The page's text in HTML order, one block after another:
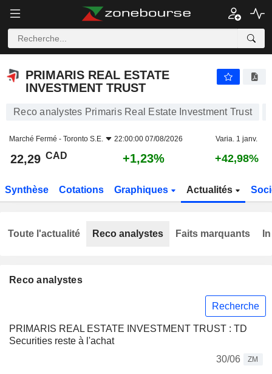
PRIMARIS REAL ESTATE
INVESTMENT TRUST
Reco analystes Primaris Real Estate Investment Trust
Marché Fermé - Toronto S.E. 22:00:00 07/08/2026 Varia. 1 janv.
22,29 CAD +1,23% +42,98%
Synthèse Cotations Graphiques Actualités
Reco analystes
Recherche
PRIMARIS REAL ESTATE INVESTMENT TRUST : TD
Securities reste à l'achat
30/06
ZM
Toute l'actualité Reco analystes Faits marquants